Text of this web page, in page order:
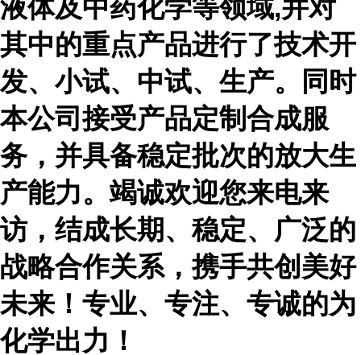
液体及中药化学等领域,并对
其中的重点产品进行了技术开
发、小试、中试、生产。同时
本公司接受产品定制合成服
务，并具备稳定批次的放大生
产能力。竭诚欢迎您来电来
访，结成长期、稳定、广泛的
战略合作关系，携手共创美好
未来！专业、专注、专诚的为
化学出力！